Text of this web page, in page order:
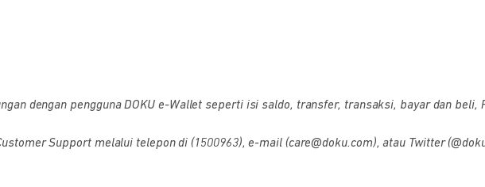
dengan pengguna DOKU e-Wallet seperti isi saldo, transfer, transaksi, bayar dan beli,
Support melalui telepon di (1500963), e-mail (care@doku.com), atau Twitter